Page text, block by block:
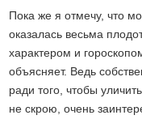
Пока же я отмечу, что
оказалась весьма
характером и
объясняет. Ведь
ради того, чтобы
не скрою, очень